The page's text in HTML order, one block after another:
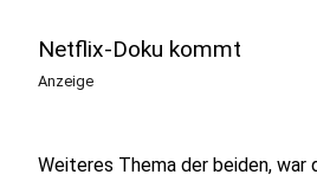
Netflix-Doku kommt
Anzeige
Weiteres Thema der beiden, war